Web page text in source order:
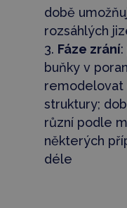
době
rozsáhlých
Fáze zrání:
buňky v
remodelovat
struktury;
různí podle
některých
déle